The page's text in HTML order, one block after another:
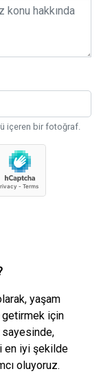
içeren bir fotoğraf.
yaşam
getirmek için
sayesinde,
en iyi şekilde
oluyoruz.